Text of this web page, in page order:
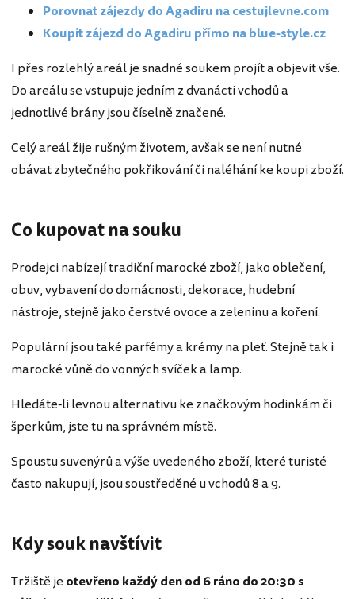
Porovnat zájezdy do Agadiru na cestujlevne.com
Koupit zájezd do Agadiru přímo na blue-style.cz
I přes rozlehlý areál je snadné soukem projít a objevit vše.
Do areálu se vstupuje jedním z dvanácti vchodů a
jednotlivé brány jsou číselně značené.
Celý areál žije rušným životem, avšak se není nutné
obávat zbytečného pokřikování či naléhání ke koupi zboží.
Co kupovat na souku
Prodejci nabízejí tradiční marocké zboží, jako oblečení,
obuv, vybavení do domácnosti, dekorace, hudební
nástroje, stejně jako čerstvé ovoce a zeleninu a koření.
Populární jsou také parfémy a krémy na pleť. Stejně tak i
marocké vůně do vonných svíček a lamp.
Hledáte-li levnou alternativu ke značkovým hodinkám či
šperkům, jste tu na správném místě.
Spoustu suvenýrů a výše uvedeného zboží, které turisté
často nakupují, jsou soustředěné u vchodů 8 a 9.
Kdy souk navštívit
Tržiště je otevřeno každý den od 6 ráno do 20:30 s